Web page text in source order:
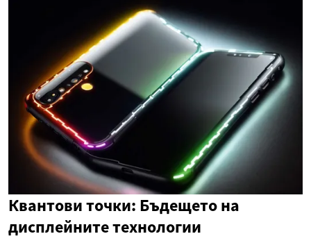
Квантови точки: Бъдещето на
дисплейните технологии